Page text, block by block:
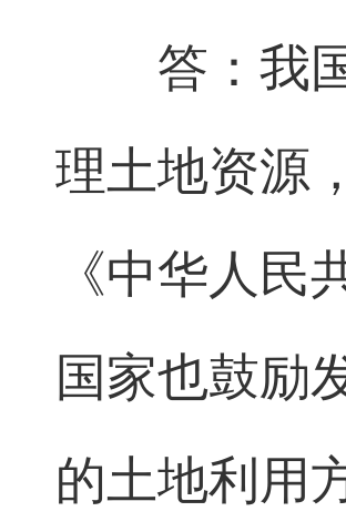
答：我
理土地资源
《中华人
国家也鼓励
的土地利用